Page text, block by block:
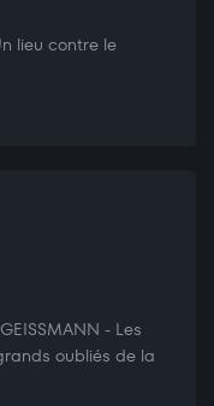
lieu contre le
- Les
oubliés de la